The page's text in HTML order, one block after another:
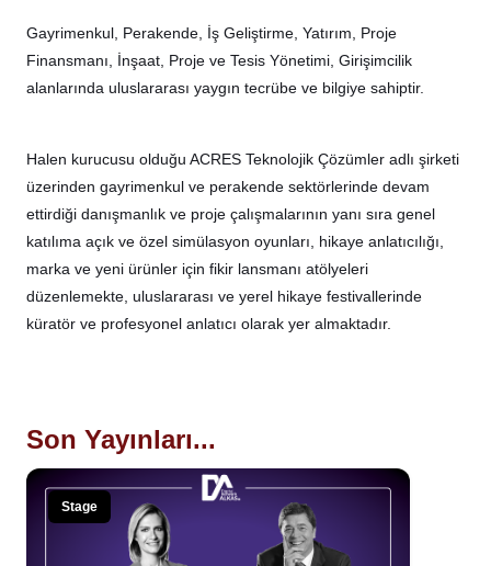
Gayrimenkul, Perakende, İş Geliştirme, Yatırım, Proje
Finansmanı, İnşaat, Proje ve Tesis Yönetimi, Girişimcilik
alanlarında uluslararası yaygın tecrübe ve bilgiye sahiptir.
Halen kurucusu olduğu ACRES Teknolojik Çözümler adlı şirketi
üzerinden gayrimenkul ve perakende sektörlerinde devam
ettirdiği danışmanlık ve proje çalışmalarının yanı sıra genel
katılıma açık ve özel simülasyon oyunları, hikaye anlatıcılığı,
marka ve yeni ürünler için fikir lansmanı atölyeleri
düzenlemekte, uluslararası ve yerel hikaye festivallerinde
küratör ve profesyonel anlatıcı olarak yer almaktadır.
Son Yayınları...
Stage